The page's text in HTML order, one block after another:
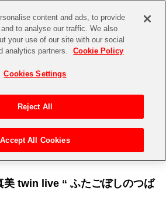
STORE EVENT
ズ
マスター シリーズ>アイドルマスター
美 twin live “ ふたごぼしのつば
content and ads, to provide
to analyse our traffic. We also
your use of our site with our social
analytics partners.
Cookie Policy
Cookies Settings
Reject All
Accept All Cookies